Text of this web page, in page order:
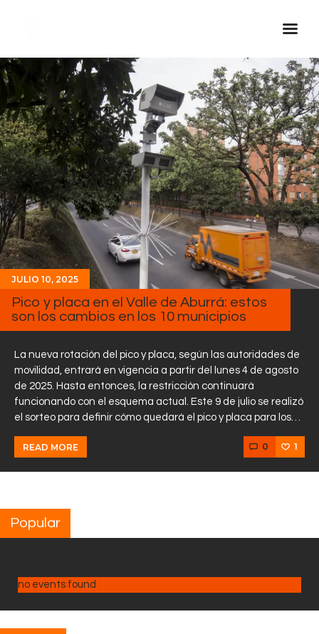
Inicio Real FM
Streaming
En Vivo
Descarga La APP
Programas
Noticias
Equipo
Sobre Nosotros
Contactos
JULIO 10, 2025
Pico y placa en el Valle de Aburrá: estos
son los cambios en los 10 municipios
La nueva rotación del pico y placa, según las autoridades de
movilidad, entrará en vigencia a partir del lunes 4 de agosto
de 2025. Hasta entonces, la restricción continuará
funcionando con el esquema actual. Este 9 de julio se realizó
el sorteo para definir cómo quedará el pico y placa para los…
READ MORE 0 1
Popular
no events found